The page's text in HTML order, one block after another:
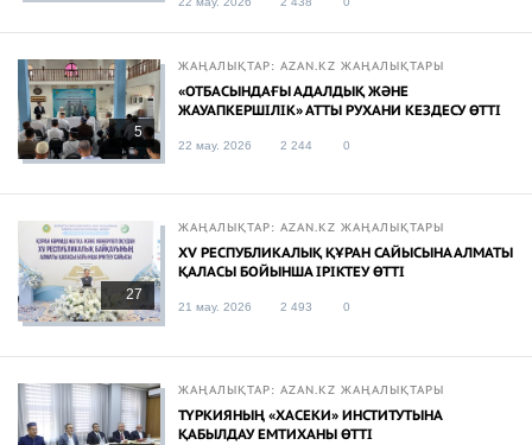
5
ЖАҢАЛЫҚТАР: AZAN.KZ ЖАҢАЛЫҚТАРЫ
«ОТБАСЫНДАҒЫ АДАЛДЫҚ ЖӘНЕ
ЖАУАПКЕРШІЛІК» АТТЫ РУХАНИ КЕЗДЕСУ ӨТТІ
22 мау. 2026 2 244 0
27
ЖАҢАЛЫҚТАР: AZAN.KZ ЖАҢАЛЫҚТАРЫ
ХV РЕСПУБЛИКАЛЫҚ ҚҰРАН САЙЫСЫНА АЛМАТЫ
ҚАЛАСЫ БОЙЫНША ІРІКТЕУ ӨТТІ
21 мау. 2026 2 493 0
ЖАҢАЛЫҚТАР: AZAN.KZ ЖАҢАЛЫҚТАРЫ
ТҮРКИЯНЫҢ «ХАСЕКИ» ИНСТИТУТЫНА
ҚАБЫЛДАУ ЕМТИХАНЫ ӨТТІ